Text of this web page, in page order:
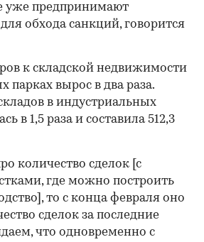
уже предпринимают
обхода санкций, говорится
к складской недвижимости
парках вырос в два раза.
в индустриальных
в 1,5 раза и составила 512,3
количество сделок [с
где можно построить
то с конца февраля оно
сделок за последние
что одновременно с